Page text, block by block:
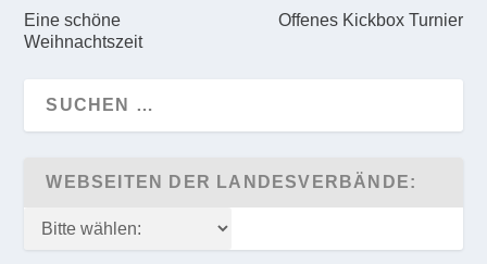
Eine schöne
Weihnachtszeit
Offenes Kickbox Turnier
WEBSEITEN DER LANDESVERBÄNDE: